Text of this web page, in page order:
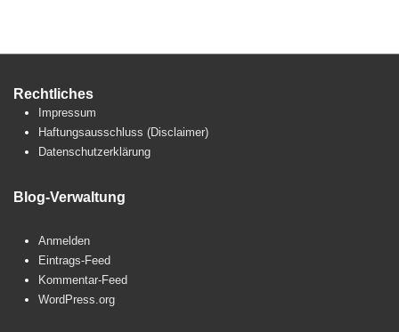
Rechtliches
Impressum
Haftungsausschluss (Disclaimer)
Datenschutzerklärung
Blog-Verwaltung
Anmelden
Eintrags-Feed
Kommentar-Feed
WordPress.org